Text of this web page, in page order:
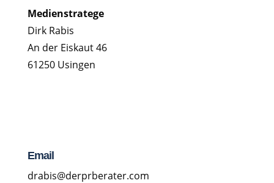
Medienstratege
Dirk Rabis
An der Eiskaut 46
61250 Usingen
Email
drabis@derprberater.com